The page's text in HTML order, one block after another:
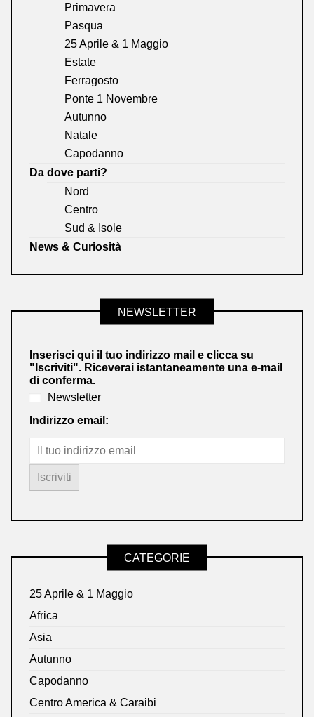
Primavera
Pasqua
25 Aprile & 1 Maggio
Estate
Ferragosto
Ponte 1 Novembre
Autunno
Natale
Capodanno
Da dove parti?
Nord
Centro
Sud & Isole
News & Curiosità
NEWSLETTER
Inserisci qui il tuo indirizzo mail e clicca su
"Iscriviti". Riceverai istantaneamente una e-mail
di conferma.
Newsletter
Indirizzo email:
CATEGORIE
25 Aprile & 1 Maggio
Africa
Asia
Autunno
Capodanno
Centro America & Caraibi